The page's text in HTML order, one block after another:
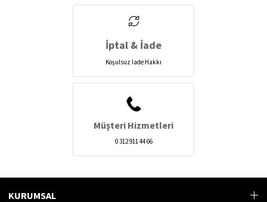
İptal & İade
Koşulsuz İade Hakkı
Müşteri Hizmetleri
0 312 911 44 66
KURUMSAL